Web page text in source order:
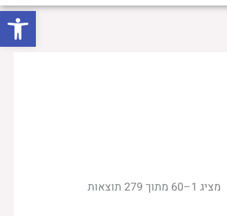
מציג 1–60 מתוך 279 תוצאות